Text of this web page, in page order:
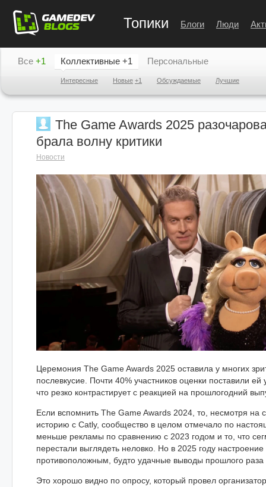
Топики Блоги Люди
Все +1 Коллективные +1
Интересные Новые +1 Обсуждаемые Лучшие
Персональные
The Game Awards 2025
брала волну критики
Новости
Церемония The Game Awards 2025 оставила у многих
послевкусие. Почти 40% участников оценки поставили
что резко контрастирует с реакцией на прошлогодний
Если вспомнить The Game Awards 2024, то, несмотря на
историю с Catly, сообщество в целом отмечало по
меньше рекламы по сравнению с 2023 годом и то, что
перестали выглядеть неловко. Но в 2025 году
противоположным, будто удачные выводы прошлого
Это хорошо видно по опросу, который провел